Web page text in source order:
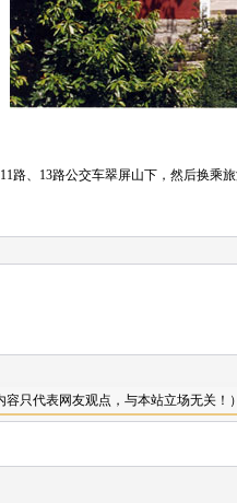
路、13路公交车翠屏山下，然后换乘
容只代表网友观点，与本站立场无关！